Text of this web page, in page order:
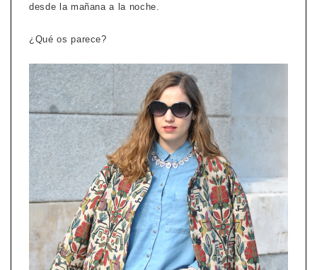
desde la mañana a la noche.
¿Qué os parece?